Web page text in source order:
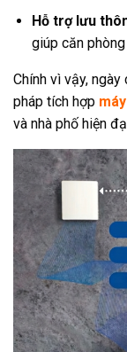
Hỗ trợ lưu
giúp căn
Chính vì vậy,
pháp tích hợp
và nhà phố hiện